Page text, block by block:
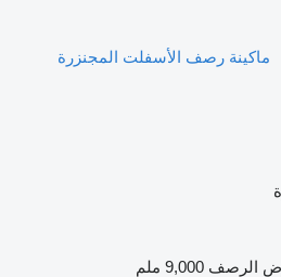
ماكينة رصف الأسفلت المجنزرة
الرصف 9,000 ملم